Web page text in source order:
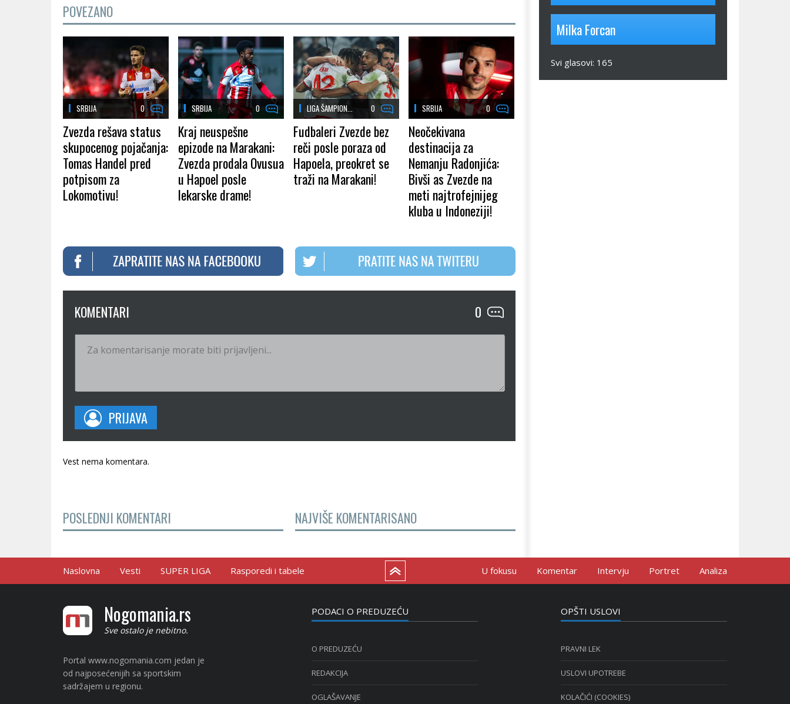
POVEZANO
SRBIJA 0
Zvezda rešava status
skupocenog pojačanja:
Tomas Handel pred
potpisom za
Lokomotivu!
SRBIJA 0
Kraj neuspešne
epizode na Marakani:
Zvezda prodala Ovusua
u Hapoel posle
lekarske drame!
LIGA ŠAMPION... 0
Fudbaleri Zvezde bez
reči posle poraza od
Hapoela, preokret se
traži na Marakani!
SRBIJA 0
Neočekivana
destinacija za
Nemanju Radonjića:
Bivši as Zvezde na
meti najtrofejnijeg
kluba u Indoneziji!
KOMENTARI 0
PRIJAVA
Vest nema komentara.
POSLEDNJI KOMENTARI NAJVIŠE KOMENTARISANO
Milka Forcan
Svi glasovi: 165
Naslovna Vesti SUPER LIGA Rasporedi i tabele U fokusu Komentar Intervju Portret Analiza
Nogomania.rs
Sve ostalo je nebitno.
Portal www.nogomania.com jedan je
od najposećenijih sa sportskim
sadržajem u regionu.
PODACI O PREDUZEĆU
O PREDUZEĆU
REDAKCIJA
OGLAŠAVANJE
OPŠTI USLOVI
PRAVNI LEK
USLOVI UPOTREBE
KOLAČIĆI (COOKIES)